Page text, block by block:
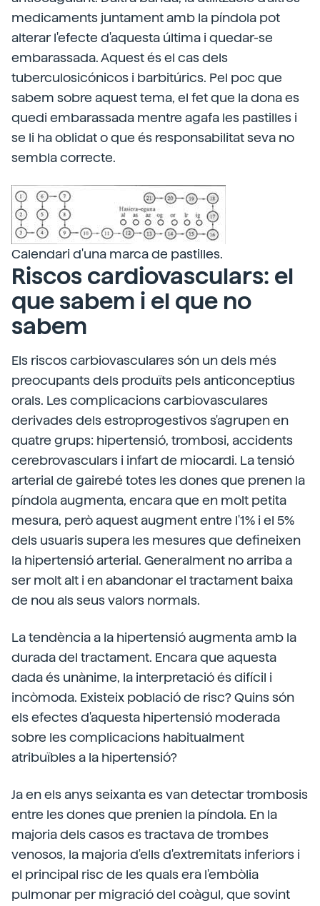
medicaments juntament amb la píndola pot
alterar l'efecte d'aquesta última i quedar-se
embarassada. Aquest és el cas dels
tuberculosicónicos i barbitúrics. Pel poc que
sabem sobre aquest tema, el fet que la dona es
quedi embarassada mentre agafa les pastilles i
se li ha oblidat o que és responsabilitat seva no
sembla correcte.
Calendari d'una marca de pastilles.
Riscos cardiovasculars: el
que sabem i el que no
sabem
Els riscos carbiovasculares són un dels més
preocupants dels produïts pels anticonceptius
orals. Les complicacions carbiovasculares
derivades dels estroprogestivos s'agrupen en
quatre grups: hipertensió, trombosi, accidents
cerebrovasculars i infart de miocardi. La tensió
arterial de gairebé totes les dones que prenen la
píndola augmenta, encara que en molt petita
mesura, però aquest augment entre l'1% i el 5%
dels usuaris supera les mesures que defineixen
la hipertensió arterial. Generalment no arriba a
ser molt alt i en abandonar el tractament baixa
de nou als seus valors normals.
La tendència a la hipertensió augmenta amb la
durada del tractament. Encara que aquesta
dada és unànime, la interpretació és difícil i
incòmoda. Existeix població de risc? Quins són
els efectes d'aquesta hipertensió moderada
sobre les complicacions habitualment
atribuïbles a la hipertensió?
Ja en els anys seixanta es van detectar trombosis
entre les dones que prenien la píndola. En la
majoria dels casos es tractava de trombes
venosos, la majoria d'ells d'extremitats inferiors i
el principal risc de les quals era l'embòlia
pulmonar per migració del coàgul, que sovint